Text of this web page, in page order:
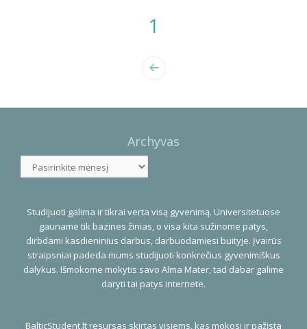
1
Archyvas
Studijuoti galima ir tikrai verta visą gyvenimą. Universitetuose
gauname tik bazines žinias, o visa kita sužinome patys,
dirbdami kasdieninius darbus, darbuodamiesi buityje. Įvairūs
straipsniai padeda mums studijuoti konkrečius gyvenimiškus
dalykus. Išmokome mokytis savo Alma Mater, tad dabar galime
daryti tai patys internete.
BalticStudent.lt resursas skirtas visiems, kas mokosi ir pažįsta